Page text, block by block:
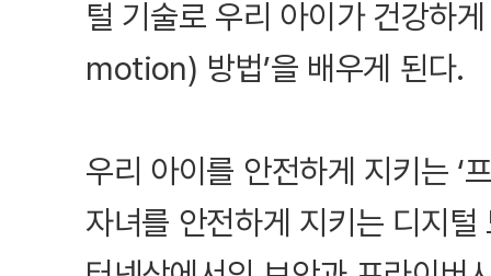
털 기술로 우리 아이가 건강하
motion) 방법’을 배우게 된다.
우리 아이를 안전하게 지키는
자녀를 안전하게 지키는 디지